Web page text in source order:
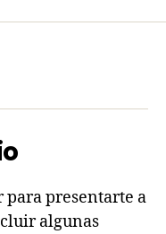
para presentarte a
algunas